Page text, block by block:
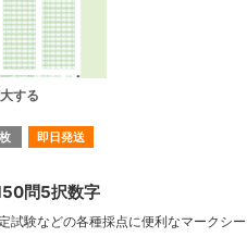
する
即日発送
問5択数字
試験などの各種採点に便利なマークシ